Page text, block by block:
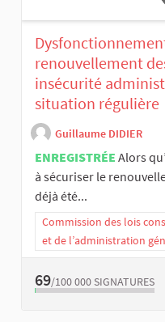
renouvellement
insécurité
situation régulière
Guillaume DIDIER
ENREGISTRÉE Alors
à sécuriser le
déjà été...
Commission des lois
et de l’administration
69/100 000 SIGNATURES